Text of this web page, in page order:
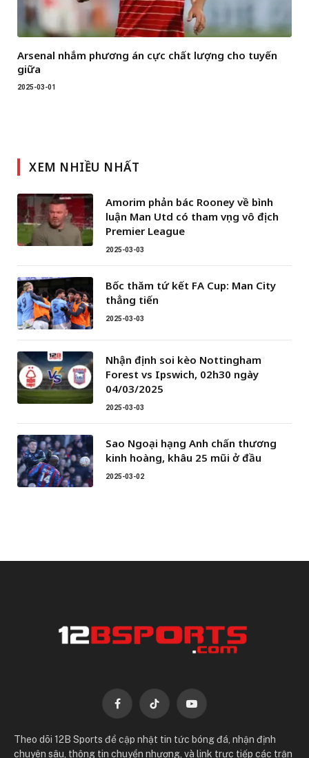
Arsenal nhắm phương án cực chất lượng cho tuyến
giữa
2025-03-01
XEM NHIỀU NHẤT
Amorim phản bác Rooney về bình
luận Man Utd có tham vọng vô địch
Premier League
2025-03-03
Bốc thăm tứ kết FA Cup: Man City
thẳng tiến
2025-03-03
Nhận định soi kèo Nottingham
Forest vs Ipswich, 02h30 ngày
04/03/2025
2025-03-03
Sao Ngoại hạng Anh chấn thương
kinh hoàng, khâu 25 mũi ở đầu
2025-03-02
FacebookTikTok YouTube
Theo dõi 12B Sports để cập nhật tin tức bóng đá, nhận định
chuyên sâu, thông tin chuyển nhượng, và link trực tiếp các trận